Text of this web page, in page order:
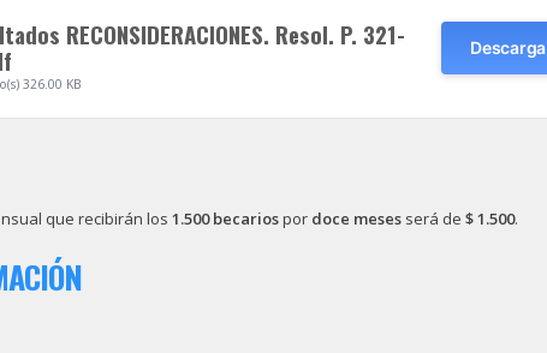
RECONSIDERACIONES. Resol. P. 321-
326.00 KB
Descarga
que recibirán los 1.500 becariospor doce meses será de $ 1.500.